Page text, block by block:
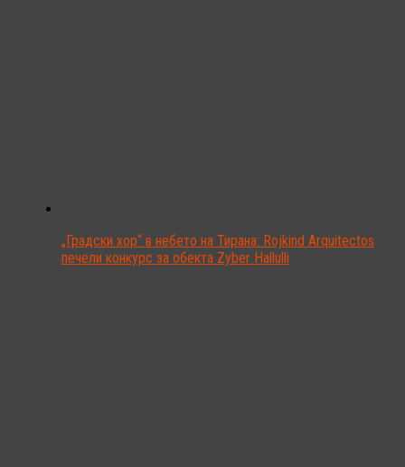
„Градски хор“ в небето на Тирана: Rojkind Arquitectos
печели конкурс за обекта Zyber Hallulli